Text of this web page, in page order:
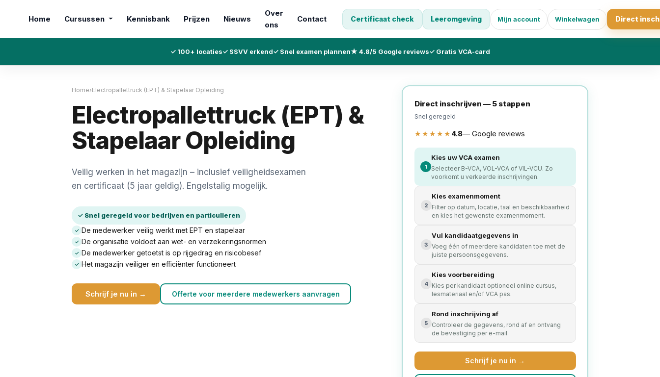
Home Cursussen Kennisbank Prijzen Nieuws
Over
ons
Contact Certificaat check Leeromgeving Mijn account Winkelwagen Direct
✓ 100+ locaties✓ SSVV erkend✓ Snel examen plannen★ 4.8/5 Google reviews✓ Gratis VCA-card
Home›Electropallettruck (EPT) & Stapelaar Opleiding
Electropallettruck (EPT) &
Stapelaar Opleiding
Veilig werken in het magazijn – inclusief veiligheidsexamen
en certificaat (5 jaar geldig). Engelstalig mogelijk.
✓ Snel geregeld voor bedrijven en particulieren
✓ De medewerker veilig werkt met EPT en stapelaar
✓ De organisatie voldoet aan wet- en verzekeringsnormen
✓ De medewerker getoetst is op rijgedrag en risicobesef
✓ Het magazijn veiliger en efficiënter functioneert
Schrijf je nu in → Offerte voor meerdere medewerkers aanvragen
Direct inschrijven — 5 stappen
Snel geregeld
★★★★★ 4.8— Google reviews
1
Kies uw VCA examen
Selecteer B-VCA, VOL-VCA of VIL-VCU. Zo
voorkomt u verkeerde inschrijvingen.
2
Kies examenmoment
Filter op datum, locatie, taal en beschikbaarheid
en kies het gewenste examenmoment.
3
Vul kandidaatgegevens in
Voeg één of meerdere kandidaten toe met de
juiste persoonsgegevens.
4
Kies voorbereiding
Kies per kandidaat optioneel online cursus,
lesmateriaal en/of VCA pas.
5
Rond inschrijving af
Controleer de gegevens, rond af en ontvang
de bevestiging per e-mail.
Schrijf je nu in →